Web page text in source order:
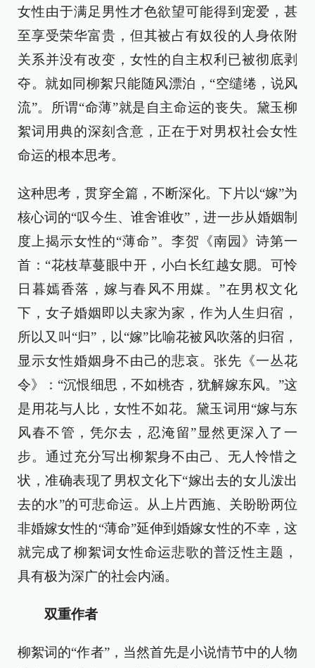
女性由于满足男性才色欲望可能得到宠爱，甚
至享受荣华富贵，但其被占有奴役的人身依附
关系并没有改变，女性的自主权利已被彻底剥
夺。就如同柳絮只能随风漂泊，“空缱绻，说风
流”。所谓“命薄”就是自主命运的丧失。黛玉柳
絮词用典的深刻含意，正在于对男权社会女性
命运的根本思考。
这种思考，贯穿全篇，不断深化。下片以“嫁”为
核心词的“叹今生、谁舍谁收”，进一步从婚姻制
度上揭示女性的“薄命”。李贺《南园》诗第一
首：“花枝草蔓眼中开，小白长红越女腮。可怜
日暮嫣香落，嫁与春风不用媒。”在男权文化
下，女子婚姻即以夫家为家，作为人生归宿，
所以又叫“归”，以“嫁”比喻花被风吹落的归宿，
显示女性婚姻身不由己的悲哀。张先《一丛花
令》：“沉恨细思，不如桃杏，犹解嫁东风。”这
是用花与人比，女性不如花。黛玉词用“嫁与东
风春不管，凭尔去，忍淹留”显然更深入了一
步。通过充分写出柳絮身不由己、无人怜惜之
状，准确表现了男权文化下“嫁出去的女儿泼出
去的水”的可悲命运。从上片西施、关盼盼两位
非婚嫁女性的“薄命”延伸到婚嫁女性的不幸，这
就完成了柳絮词女性命运悲歌的普泛性主题，
具有极为深广的社会内涵。
双重作者
柳絮词的“作者”，当然首先是小说情节中的人物